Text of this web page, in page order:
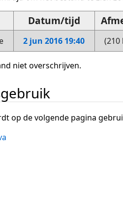
Datum/tijd
2 jun 2016 19:40 (210
niet overschrijven.
op de volgende pagina